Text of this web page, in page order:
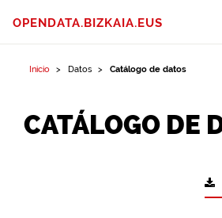
OPENDATA.BIZKAIA.EUS
Inicio Datos Catálogo de datos
CATÁLOGO DE